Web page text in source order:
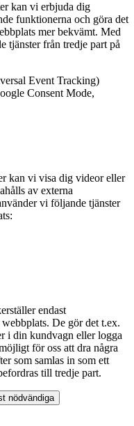
kan vi erbjuda dig
funktionerna och göra det
mer bekvämt. Med
tjänster från tredje part på
Event Tracking)
Consent Mode,
kan vi visa dig videor eller
av externa
vi följande tjänster
endast
De gör det t.ex.
i din kundvagn eller logga
för oss att dra några
som samlas in som ett
till tredje part.
nödvändiga